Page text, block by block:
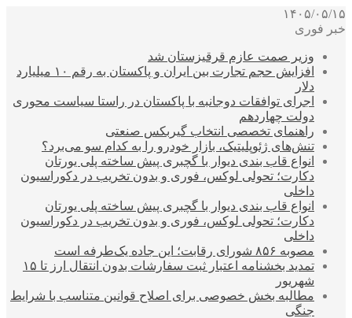
۱۴۰۵/۰۵/۱۵
خبر فوری
وزیر صمت عازم قرقیزستان شد
افزایش حجم تجارت بین ایران و پاکستان به رقم ۱۰ میلیارد
دلار
اجرای توافقات دوجانبه با پاکستان در راستا سیاست محوری
دولت چهاردهم
راهنمای تخصصی انتخاب گیربکس صنعتی
تنش‌های ژئوپلیتیک، بازار خودرو را به کدام سو می‌برد؟
انواع قاب بندی دیوار با گچبری پیش ساخته پلی یورتان
دکارت؛ تحولی لوکس، فوری و بدون تخریب در دکوراسیون
داخلی
انواع قاب بندی دیوار با گچبری پیش ساخته پلی یورتان
دکارت؛ تحولی لوکس، فوری و بدون تخریب در دکوراسیون
داخلی
مصوبه ۸۵۶ شورای رقابت؛ این جاده یک‌طرفه است
تمدید بخشنامه اعتبار ثبت سفارشات بدون انتقال ارز تا ۱۵
شهریور
مطالبه بخش خصوصی برای اصلاح قوانین متناسب با شرایط
جنگی